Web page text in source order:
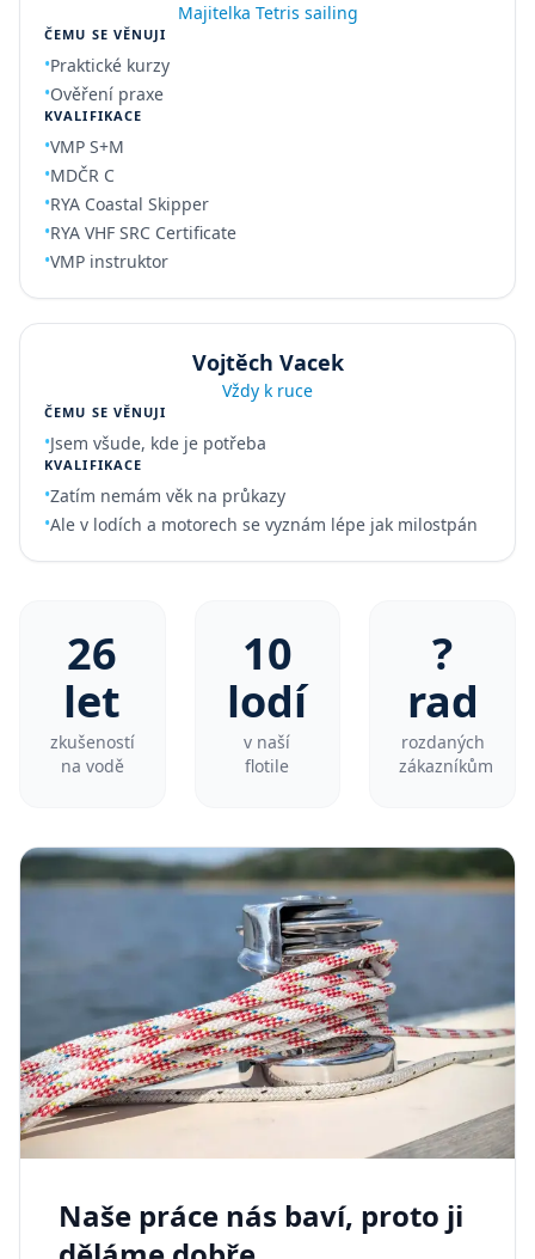
Majitelka Tetris sailing
ČEMU SE VĚNUJI
•Praktické kurzy
•Ověření praxe
KVALIFIKACE
•VMP S+M
•MDČR C
•RYA Coastal Skipper
•RYA VHF SRC Certificate
•VMP instruktor
Vojtěch Vacek
Vždy k ruce
ČEMU SE VĚNUJI
•Jsem všude, kde je potřeba
KVALIFIKACE
•Zatím nemám věk na průkazy
•Ale v lodích a motorech se vyznám lépe jak milostpán
26
let
zkušeností
na vodě
10
lodí
v naší
flotile
?
rad
rozdaných
zákazníkům
Naše práce nás baví, proto ji